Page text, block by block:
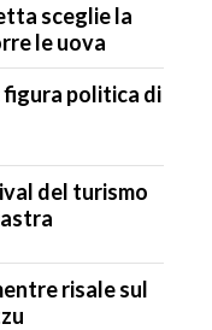
sceglie la
le uova
figura politica di
del turismo
risale sul